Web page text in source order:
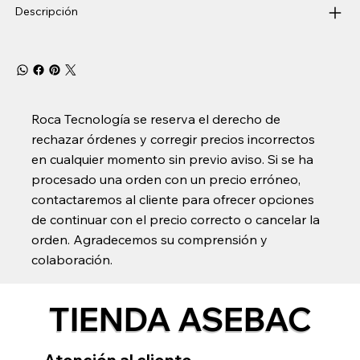
Descripción
Roca Tecnología se reserva el derecho de
rechazar órdenes y corregir precios incorrectos
en cualquier momento sin previo aviso. Si se ha
procesado una orden con un precio erróneo,
contactaremos al cliente para ofrecer opciones
de continuar con el precio correcto o cancelar la
orden. Agradecemos su comprensión y
colaboración.
TIENDA ASEBAC